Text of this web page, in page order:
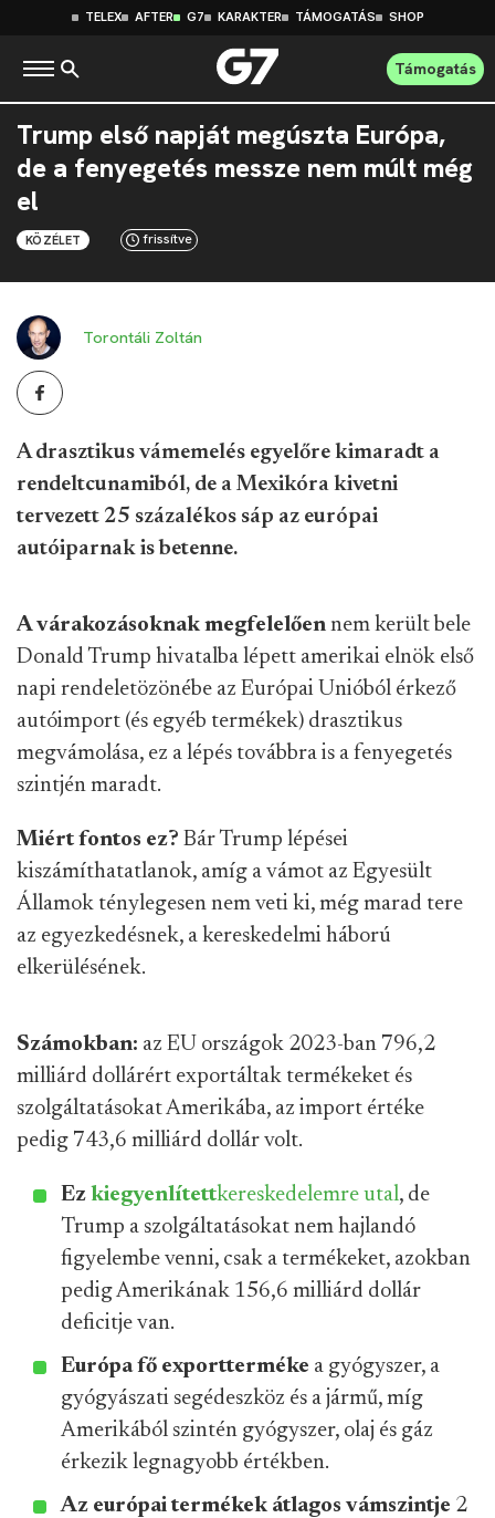
TELEX AFTER G7 KARAKTER TÁMOGATÁS SHOP
Támogatás
Trump első napját megúszta Európa,
de a fenyegetés messze nem múlt még
el
KÖZÉLET frissítve
Torontáli Zoltán
A drasztikus vámemelés egyelőre kimaradt a
rendeltcunamiból, de a Mexikóra kivetni
tervezett 25 százalékos sáp az európai
autóiparnak is betenne.
A várakozásoknak megfelelően nem került bele
Donald Trump hivatalba lépett amerikai elnök első
napi rendeletözönébe az Európai Unióból érkező
autóimport (és egyéb termékek) drasztikus
megvámolása, ez a lépés továbbra is a fenyegetés
szintjén maradt.
Miért fontos ez? Bár Trump lépései
kiszámíthatatlanok, amíg a vámot az Egyesült
Államok ténylegesen nem veti ki, még marad tere
az egyezkedésnek, a kereskedelmi háború
elkerülésének.
Számokban: az EU országok 2023-ban 796,2
milliárd dollárért exportáltak termékeket és
szolgáltatásokat Amerikába, az import értéke
pedig 743,6 milliárd dollár volt.
Ez kiegyenlítettkereskedelemre utal, de
Trump a szolgáltatásokat nem hajlandó
figyelembe venni, csak a termékeket, azokban
pedig Amerikának 156,6 milliárd dollár
deficitje van.
Európa fő exportterméke a gyógyszer, a
gyógyászati segédeszköz és a jármű, míg
Amerikából szintén gyógyszer, olaj és gáz
érkezik legnagyobb értékben.
Az európai termékek átlagos vámszintje 2